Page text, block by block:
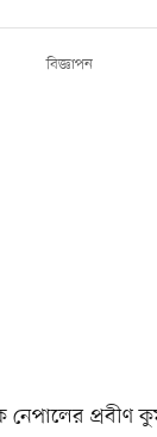
বিজ্ঞাপন
প্রবীণ